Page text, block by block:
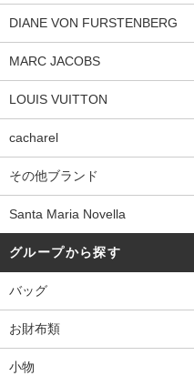
DIANE VON FURSTENBERG
MARC JACOBS
LOUIS VUITTON
cacharel
その他ブランド
Santa Maria Novella
グループから探す
バッグ
お財布類
小物